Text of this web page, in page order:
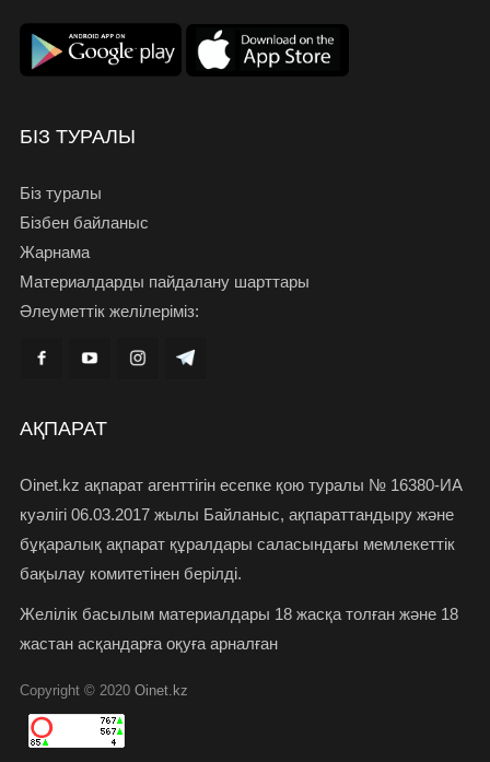
БІЗ ТУРАЛЫ
Біз туралы
Бізбен байланыс
Жарнама
Материалдарды пайдалану шарттары
Әлеуметтік желілеріміз:
АҚПАРАТ
Oinet.kz ақпарат агенттігін есепке қою туралы № 16380-ИА
куәлігі 06.03.2017 жылы Байланыс, ақпараттандыру және
бұқаралық ақпарат құралдары саласындағы мемлекеттік
бақылау комитетінен берілді.
Желілік басылым материалдары 18 жасқа толған және 18
жастан асқандарға оқуға арналған
Copyright © 2020 Oinet.kz